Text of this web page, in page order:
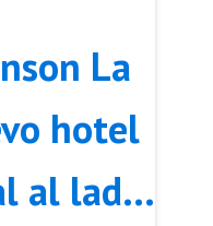
La
hotel
al lado